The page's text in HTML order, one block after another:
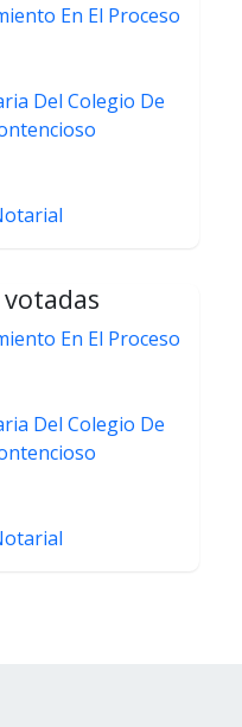
En El Proceso
Del Colegio De
En El Proceso
Del Colegio De